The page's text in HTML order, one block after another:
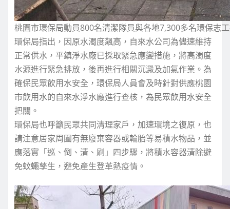
桃園市環保局動員800名清潔隊員與各地7,300多名環保志
環保局指出，因原水濁度飆高，自來水公司為儘速維持
正常供水，平鎮淨水廠已採取緊急應變措施，將高濁度
水源進行緊急排放，後再進行相關沉澱及加氯作業。為
確保民眾飲用水安全，環保局人員會及時針對供應桃園
市飲用水的自來水淨水廠進行查核，為民眾飲用水安全
把關。
環保局也呼籲民眾共同清理家戶，加速環境之復原，也
請注意居家周圍有無廢棄容器或輪胎等易積水物品，並
應落實「巡、倒、清、刷」四步驟，將積水容器清除避
免蚊蠅孳生，避免產生登革熱疫情。